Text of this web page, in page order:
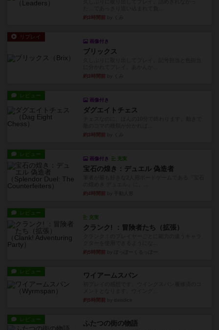
約3時間前
リプレイ
画像付き
ブリックス
約3時間前
レビュー
画像付き
ダグエイトチェス
約3時間前
レビュー
画像付き 充実
宝石の煌き：デュエル 偽造者
約4時間前
レビュー
充実
クランク! ：冒険者たち（拡張）
約5時間前
レビュー ワイアームスパン
約5時間前
レビュー ふたつの街の物語